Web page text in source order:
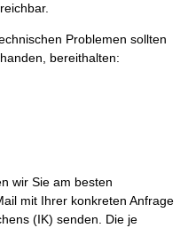
Problemen sollten
bereithalten:
wir Sie am besten
mit Ihrer konkreten Anfrage
(IK) senden. Die je